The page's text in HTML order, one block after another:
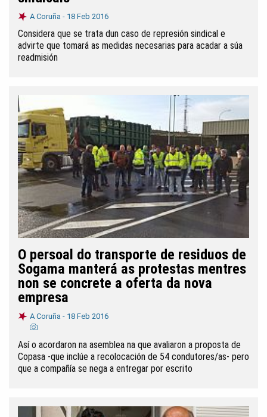
A Coruña - 18 Feb 2016
Considera que se trata dun caso de represión sindical e
advirte que tomará as medidas necesarias para acadar a súa
readmisión
O persoal do transporte de residuos de
Sogama manterá as protestas mentres
non se concrete a oferta da nova
empresa
A Coruña - 18 Feb 2016
Así o acordaron na asemblea na que avaliaron a proposta de
Copasa -que inclúe a recolocación de 54 condutores/as- pero
que a compañía se nega a entregar por escrito